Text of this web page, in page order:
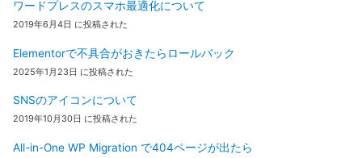
ワードプレスのスマホ最適化について
2019年6月4日 に投稿された
Elementorで不具合がおきたらロールバック
2025年1月23日 に投稿された
SNSのアイコンについて
2019年10月30日 に投稿された
All-in-One WP Migration で404ページが出たら